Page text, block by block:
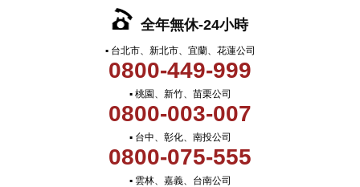
全年無休-24小時
▪ 台北市、新北市、宜蘭、花蓮公司
0800-449-999
▪ 桃園、新竹、苗栗公司
0800-003-007
▪ 台中、彰化、南投公司
0800-075-555
▪ 雲林、嘉義、台南公司